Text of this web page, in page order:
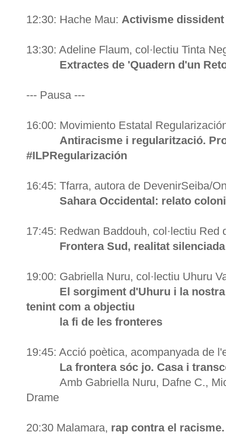
12:30: Hache Mau: Activisme
13:30: Adeline Flaum, col·lectiu Tinta
Extractes de 'Quadern d'un
--- Pausa ---
16:00: Movimiento Estatal
Antiracisme i regularització.
#ILPRegularización
16:45: Tfarra, autora de DevenirSeiba/
Sahara Occidental: relato
17:45: Redwan Baddouh, col·lectiu
Frontera Sud, realitat silenciada
19:00: Gabriella Nuru, col·lectiu Uhuru
El sorgiment d'Uhuru i la nostra
tenint com a objectiu
la fi de les fronteres
19:45: Acció poètica, acompanyada de
La frontera sóc jo. Casa i
Amb Gabriella Nuru, Dafne C.,
Drame
20:30 Malamara, rap contra el racisme.